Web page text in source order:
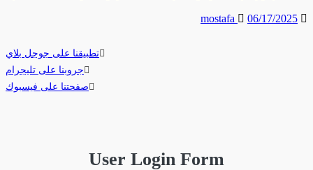
mostafa 06/17/2025
تطبيقنا على جوجل بلاي
جروبنا على تليجرام
صفحتنا على فيسبوك
User Login Form